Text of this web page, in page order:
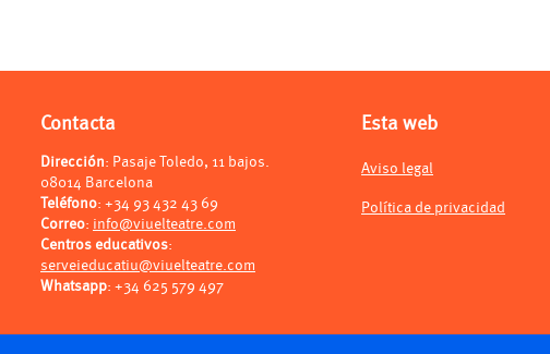
Contacta
Dirección: Pasaje Toledo, 11 bajos.
08014 Barcelona
Teléfono: +34 93 432 43 69
Correo: info@viuelteatre.com
Centros educativos:
serveieducatiu@viuelteatre.com
Whatsapp: +34 625 579 497
Esta web
Aviso legal
Política de privacidad